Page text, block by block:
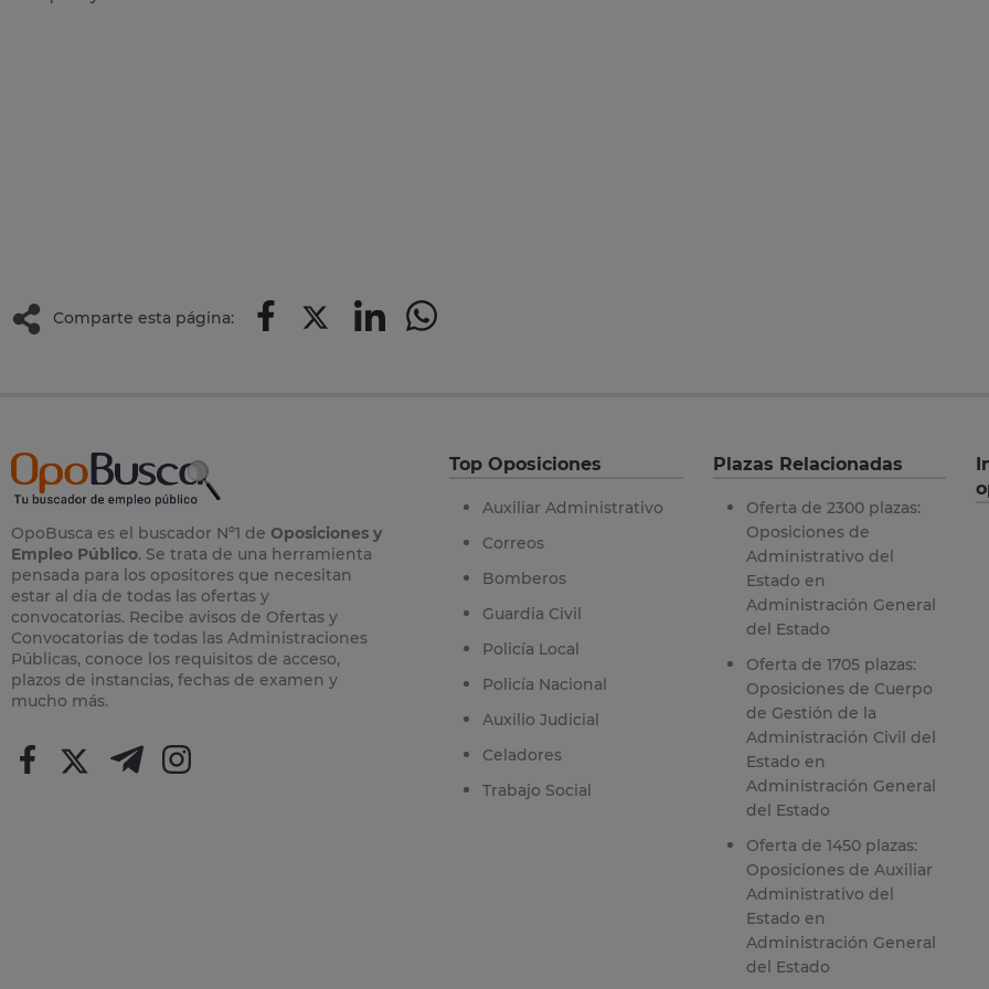
Comparte esta página:
OpoBusca es el buscador Nº1 de Oposiciones y
Empleo Público. Se trata de una herramienta
pensada para los opositores que necesitan
estar al día de todas las ofertas y
convocatorias. Recibe avisos de Ofertas y
Convocatorias de todas las Administraciones
Públicas, conoce los requisitos de acceso,
plazos de instancias, fechas de examen y
mucho más.
Top Oposiciones
Auxiliar Administrativo
Correos
Bomberos
Guardia Civil
Policía Local
Policía Nacional
Auxilio Judicial
Celadores
Trabajo Social
Plazas Relacionadas
Oferta de 2300 plazas:
Oposiciones de
Administrativo del
Estado en
Administración General
del Estado
Oferta de 1705 plazas:
Oposiciones de Cuerpo
de Gestión de la
Administración Civil del
Estado en
Administración General
del Estado
Oferta de 1450 plazas:
Oposiciones de Auxiliar
Administrativo del
Estado en
Administración General
del Estado